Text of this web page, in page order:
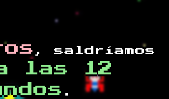
, saldríamos
las 12
.